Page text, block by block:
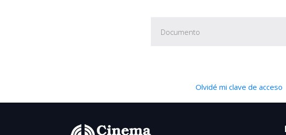
Olvidé mi clave de acceso